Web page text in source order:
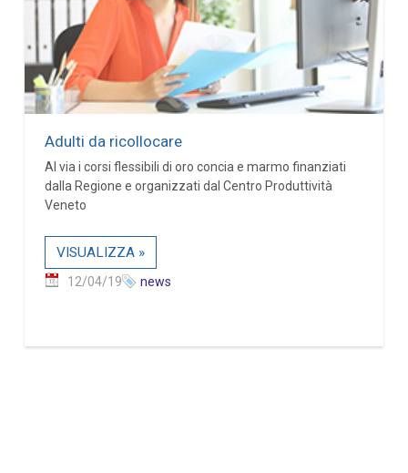
Adulti da ricollocare
Al via i corsi flessibili di oro concia e marmo finanziati
dalla Regione e organizzati dal Centro Produttività
Veneto
VISUALIZZA »
12/04/19 news